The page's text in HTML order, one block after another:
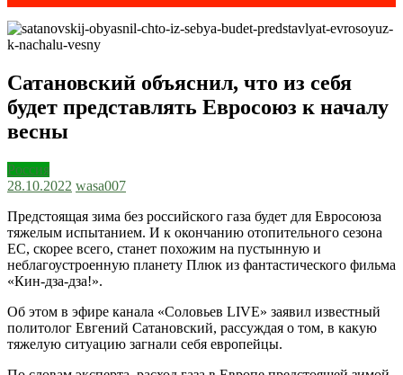
Сатановский объяснил, что из себя
будет представлять Евросоюз к началу
весны
Россия
28.10.2022 wasa007
Предстоящая зима без российского газа будет для Евросоюза
тяжелым испытанием. И к окончанию отопительного сезона
ЕС, скорее всего, станет похожим на пустынную и
неблагоустроенную планету Плюк из фантастического фильма
«Кин-дза-дза!».
Об этом в эфире канала «Соловьев LIVE» заявил известный
политолог Евгений Сатановский, рассуждая о том, в какую
тяжелую ситуацию загнали себя европейцы.